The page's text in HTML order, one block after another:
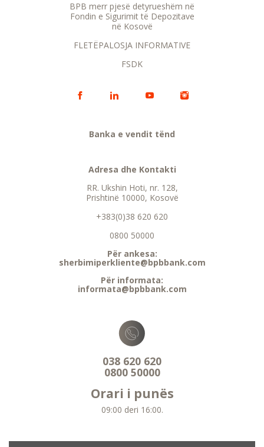
BPB merr pjesë detyrueshëm në
Fondin e Sigurimit të Depozitave
në Kosovë
FLETËPALOSJA INFORMATIVE
FSDK
Banka e vendit tënd
Adresa dhe Kontakti
RR. Ukshin Hoti, nr. 128,
Prishtinë 10000, Kosovë
+383(0)38 620 620
0800 50000
Për ankesa:
sherbimiperkliente@bpbbank.com
Për informata:
informata@bpbbank.com
038 620 620
0800 50000
Orari i punës
09:00 deri 16:00.